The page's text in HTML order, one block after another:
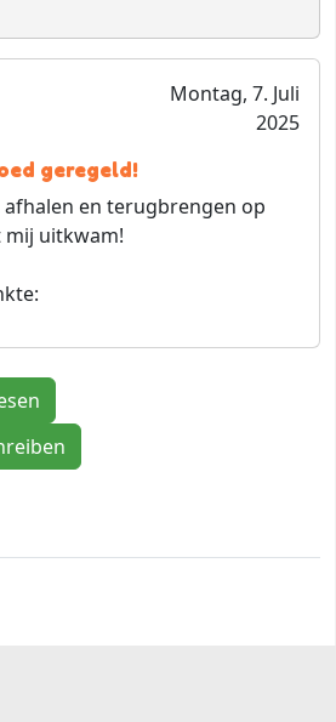
Montag, 7. Juli
2025
geregeld!
afhalen en terugbrengen op
uitkwam!